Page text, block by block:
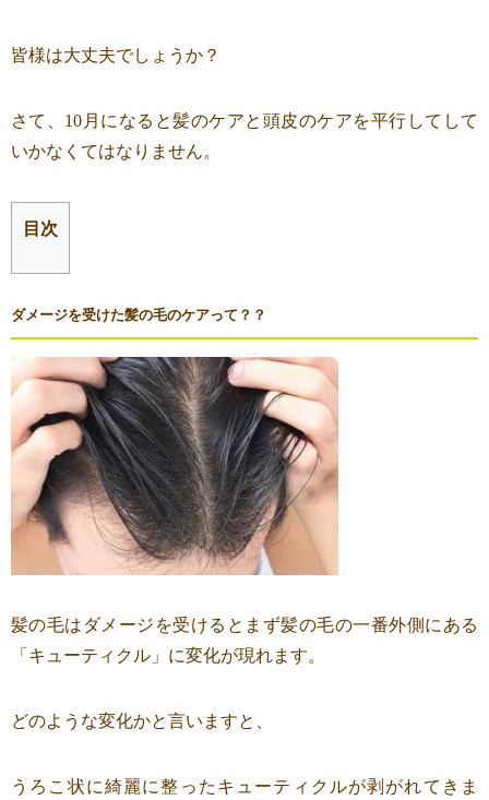
皆様は大丈夫でしょうか？
さて、10月になると髪のケアと頭皮のケアを平行してして
いかなくてはなりません。
目次
ダメージを受けた髪の毛のケアって？？
髪の毛はダメージを受けるとまず髪の毛の一番外側にある
「キューティクル」に変化が現れます。
どのような変化かと言いますと、
うろこ状に綺麗に整ったキューティクルが剥がれてきま